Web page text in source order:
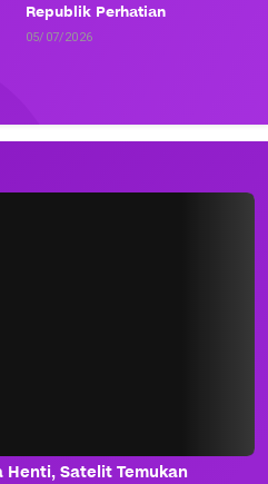
Republik Perhatian
05/07/2026
Henti, Satelit Temukan